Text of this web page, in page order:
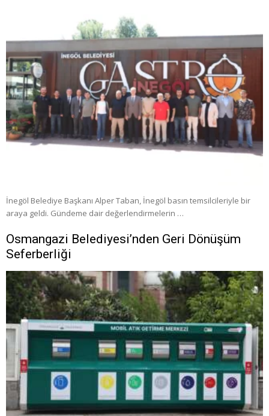
İnegöl Belediye Başkanı Alper Taban, İnegöl basın temsilcileriyle bir
araya geldi. Gündeme dair değerlendirmelerin …
Osmangazi Belediyesi’nden Geri Dönüşüm
Seferberliği